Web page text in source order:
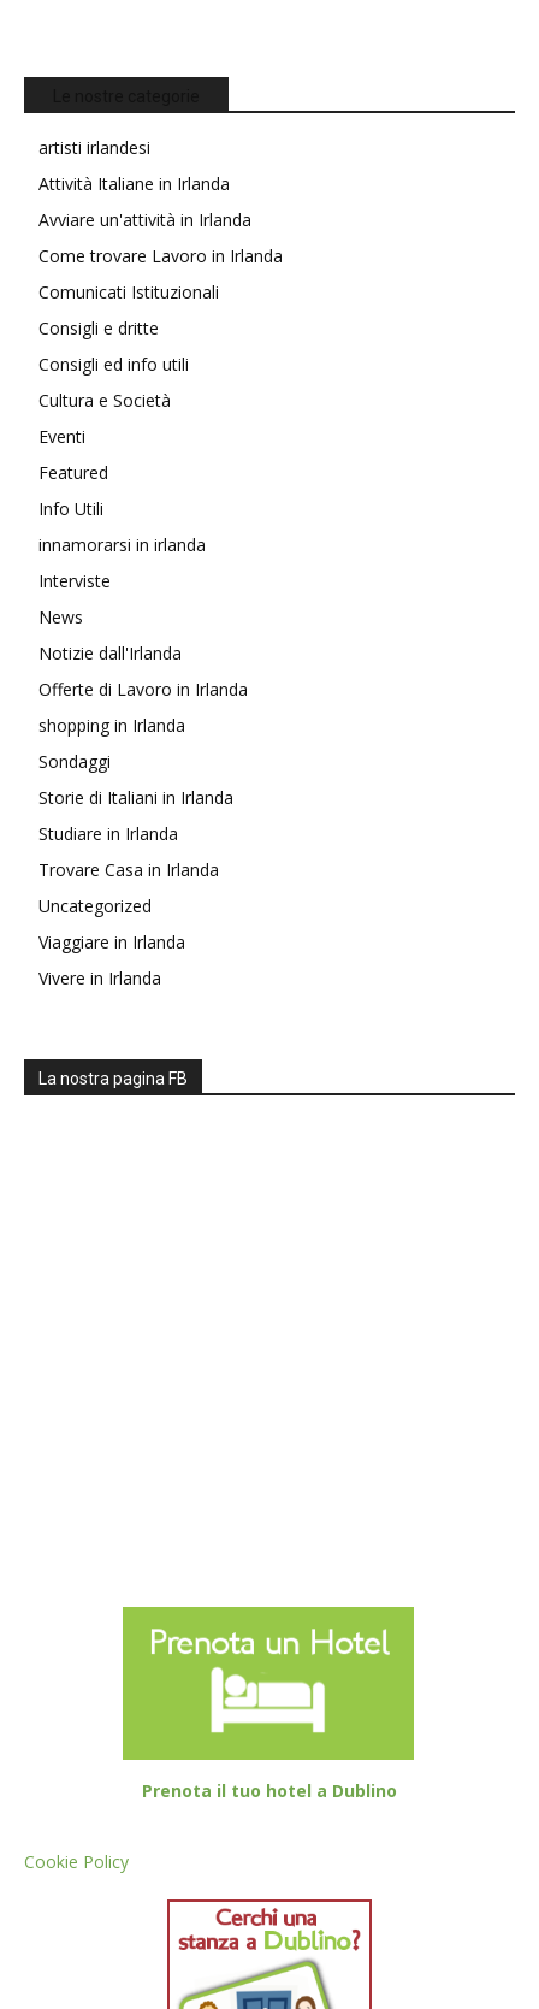
artisti irlandesi
Attività Italiane in Irlanda
Avviare un'attività in Irlanda
Come trovare Lavoro in Irlanda
Comunicati Istituzionali
Consigli e dritte
Consigli ed info utili
Cultura e Società
Eventi
Featured
Info Utili
innamorarsi in irlanda
Interviste
News
Notizie dall'Irlanda
Offerte di Lavoro in Irlanda
shopping in Irlanda
Sondaggi
Storie di Italiani in Irlanda
Studiare in Irlanda
Trovare Casa in Irlanda
Uncategorized
Viaggiare in Irlanda
Vivere in Irlanda
La nostra pagina FB
Prenota il tuo hotel a Dublino
Cookie Policy